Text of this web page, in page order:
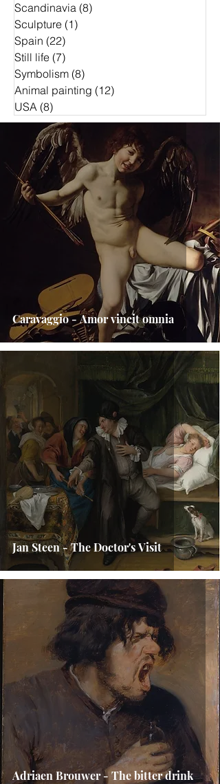
Scandinavia (8)
Sculpture (1)
Spain (22)
Still life (7)
Symbolism (8)
Animal painting (12)
USA (8)
Caravaggio - Amor vincit omnia
Jan Steen - The Doctor's Visit
Adriaen Brouwer - The bitter drink